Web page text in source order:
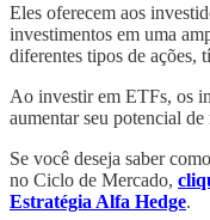
Eles oferecem aos
investimentos em uma
diferentes tipos de ações,
Ao investir em ETFs, os
aumentar seu potencial de
Se você deseja saber
no Ciclo de Mercado,
Estratégia Alfa Hedge.